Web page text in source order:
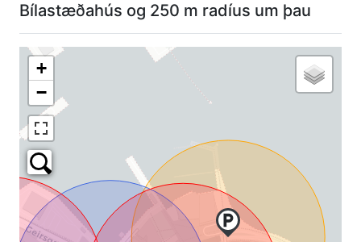
Bílastæðahús og 250 m radíus um þau
local_parking
+
−